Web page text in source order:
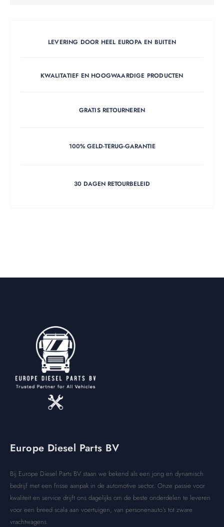
LEVERING DOOR HEEL EUROPA EN BUITEN
KWALITATIEF EN HOOGWAARDIGE PRODUCTEN
GRATIS RETOURNEREN
100% GELD-TERUG-GARANTIE
30 DAGEN RETOURBELEID
Europe Diesel Parts BV
Bij Europe Diesel Parts BV staan we bekend als een jong en dynamisch
bedrijf met een frisse aanpak in de automotive sector. Onze passie voor
kwaliteit en service drijft ons dagelijks om de beste onderdelen te leveren
voor een breed scala aan voertuigen, van personenauto’s tot zware
vrachtwagens.